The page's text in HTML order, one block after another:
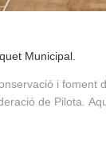
Municipal.
i foment
de Pilota.